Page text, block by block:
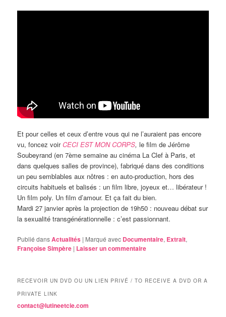
Et pour celles et ceux d’entre vous qui ne l’auraient pas encore
vu, foncez voirCECI EST MON CORPS,le film de Jérôme
Soubeyrand (en 7ème semaine au cinéma La Clef à Paris, et
dans quelques salles de province), fabriqué dans des conditions
un peu semblables aux nôtres : en auto-production, hors des
circuits habituels et balisés : un film libre, joyeux et… libérateur !
Un film poly. Un film d’amour. Et ça fait du bien.
Mardi 27 janvier après la projection de 19h50 : nouveau débat sur
la sexualité transgénérationnelle : c’est passionnant.
Publié dansActualités | Marqué avec Documentaire, Extrait,
Françoise Simpère | Laisser un commentaire
RECEVOIR UN DVD OU UN LIEN PRIVÉ / TO RECEIVE A DVD OR A
PRIVATE LINK
contact@lutineetcie.com